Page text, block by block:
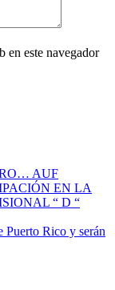
en este navegador
AUF
EN LA
“ D “
Puerto Rico y serán